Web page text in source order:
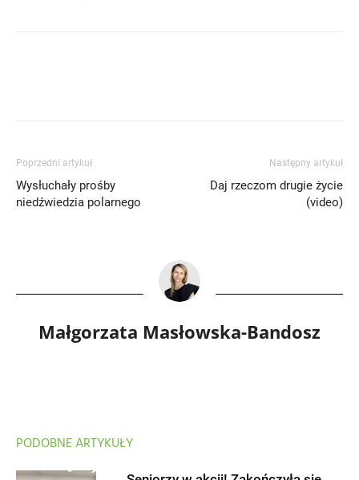
Poprzedni artykuł
Wysłuchały prośby
niedźwiedzia polarnego
Następny artykuł
Daj rzeczom drugie życie
(video)
Małgorzata Masłowska-Bandosz
PODOBNE ARTYKUŁY